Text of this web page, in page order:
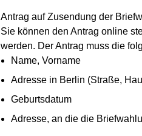
Antrag auf Zusendung der
Sie können den Antrag online
werden. Der Antrag muss die
Name, Vorname
Adresse in Berlin (Straße,
Geburtsdatum
Adresse, an die die